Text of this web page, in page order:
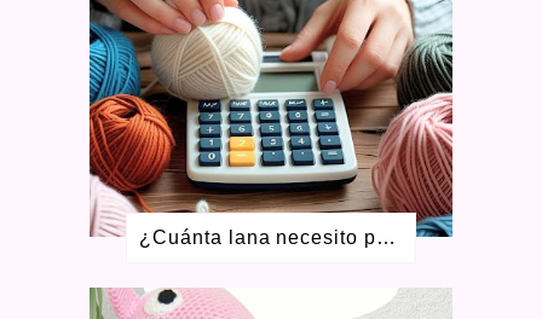
ABRIL 2021
4
FEBRERO 2021
4
ENERO 2021
1
DICIEMBRE 2020
4
NOVIEMBRE 2020
2
JULIO 2020
7
MAYO 2020
4
ABRIL 2020
3
ENERO 2020
2
OCTUBRE 2019
¿Cuánta lana necesito para tejer? Aprende a calcular ovillos + calculadora gratis